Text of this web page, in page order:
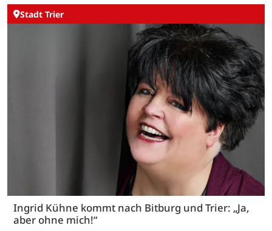
Stadt Trier
Ingrid Kühne kommt nach Bitburg und Trier: „Ja,
aber ohne mich!“